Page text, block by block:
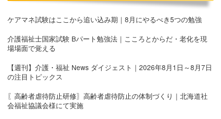
ケアマネ試験はここから追い込み期｜8月にやるべき5つの勉強
介護福祉士国家試験 Bパート勉強法｜こころとからだ・老化を現
場場面で覚える
【週刊】介護・福祉 News ダイジェスト｜2026年8月1日～8月7日
の注目トピックス
〖高齢者虐待防止研修〗高齢者虐待防止の体制づくり｜北海道社
会福祉協議会様にて実施